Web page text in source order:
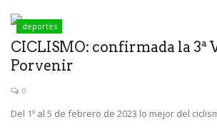
deportes
CICLISMO: confirmada la 3ª
Porvenir
0
Del 1º al 5 de febrero de 2023 lo mejor del